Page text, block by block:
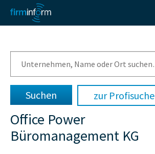
zur Profisuche
Office Power
Büromanagement KG